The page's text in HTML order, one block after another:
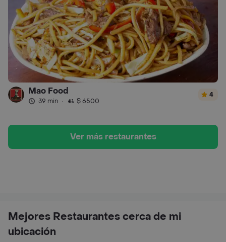
Mao Food
39 min · $ 6500
4
Ver más restaurantes
Mejores Restaurantes cerca de mi
ubicación